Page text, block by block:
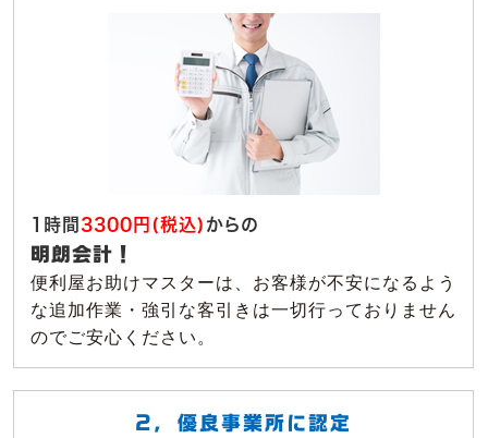
1時間 3300円(税込) からの
明朗会計！
便利屋お助けマスターは、お客様が不安になるよう
な追加作業・強引な客引きは一切行っておりません
のでご安心ください。
2, 優良事業所に認定